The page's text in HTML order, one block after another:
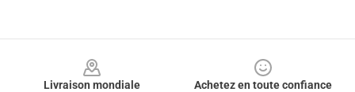
Livraison mondiale
Achetez en toute confiance